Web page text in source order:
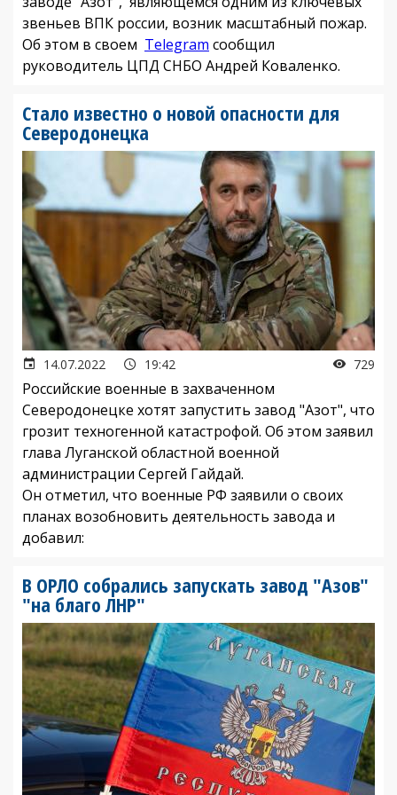
звеньев ВПК россии, возник масштабный пожар.
Об этом в своем Telegram сообщил
руководитель ЦПД СНБО Андрей Коваленко.
Стало известно о новой опасности для
Северодонецка
14.07.2022 19:42 729
Российские военные в захваченном
Северодонецке хотят запустить завод "Азот", что
грозит техногенной катастрофой. Об этом заявил
глава Луганской областной военной
администрации Сергей Гайдай.
Он отметил, что военные РФ заявили о своих
планах возобновить деятельность завода и
добавил:
В ОРЛО собрались запускать завод "Азов"
"на благо ЛНР"